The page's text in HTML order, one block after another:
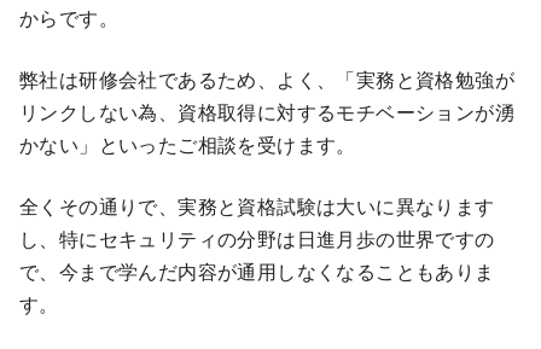
からです。
弊社は研修会社であるため、よく、「実務と資格勉強が
リンクしない為、資格取得に対するモチベーションが湧
かない」といったご相談を受けます。
全くその通りで、実務と資格試験は大いに異なります
し、特にセキュリティの分野は日進月歩の世界ですの
で、今まで学んだ内容が通用しなくなることもありま
す。